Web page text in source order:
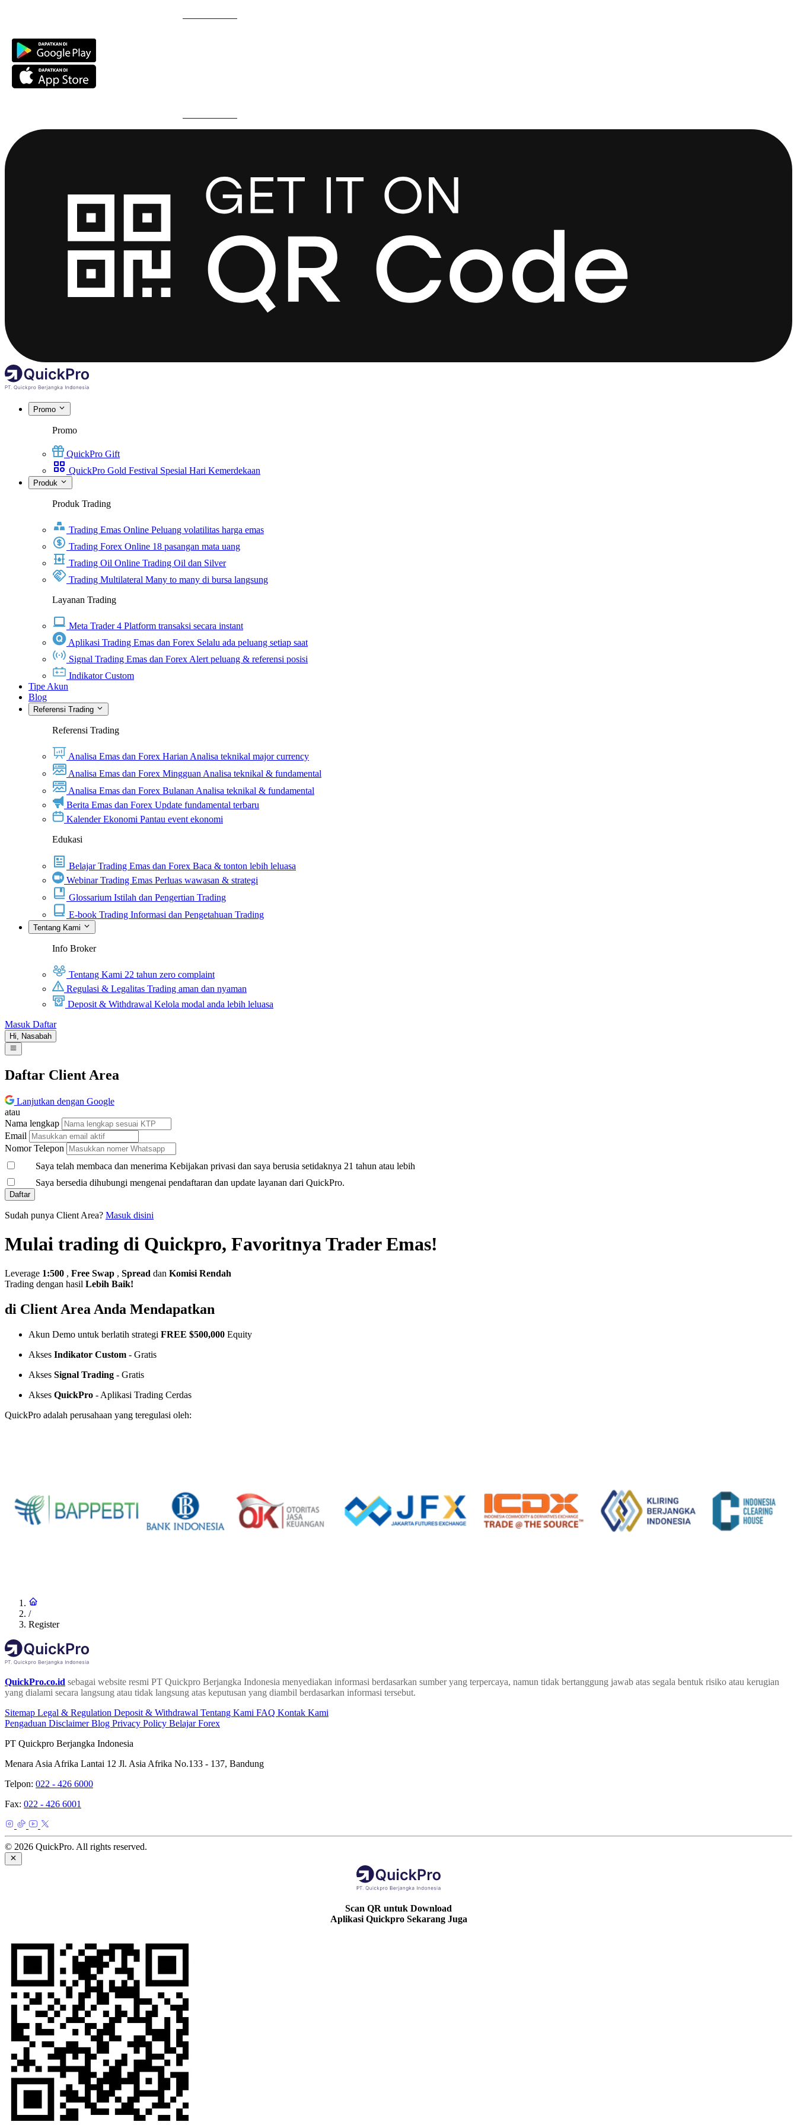
Promo
Promo
QuickPro Gift
QuickPro Gold Festival Spesial Hari Kemerdekaan
Produk
Produk Trading
Trading Emas Online Peluang volatilitas harga emas
Trading Forex Online 18 pasangan mata uang
Trading Oil Online Trading Oil dan Silver
Trading Multilateral Many to many di bursa langsung
Layanan Trading
Meta Trader 4 Platform transaksi secara instant
Aplikasi Trading Emas dan Forex Selalu ada peluang setiap saat
Signal Trading Emas dan Forex Alert peluang & referensi posisi
Indikator Custom
Tipe Akun
Blog
Referensi Trading
Referensi Trading
Analisa Emas dan Forex HarianAnalisa teknikal major currency
Analisa Emas dan Forex MingguanAnalisa teknikal & fundamental
Analisa Emas dan Forex BulananAnalisa teknikal & fundamental
Berita Emas dan Forex Update fundamental terbaru
Kalender Ekonomi Pantau event ekonomi
Edukasi
Belajar Trading Emas dan Forex Baca & tonton lebih leluasa
Webinar Trading Emas Perluas wawasan & strategi
Glossarium Istilah dan Pengertian Trading
E-book Trading Informasi dan Pengetahuan Trading
Tentang Kami
Info Broker
Tentang Kami 22 tahun zero complaint
Regulasi & Legalitas Trading aman dan nyaman
Deposit & Withdrawal Kelola modal anda lebih leluasa
Masuk Daftar
Hi, Nasabah
Daftar Client Area
Lanjutkan dengan Google
atau
Nama lengkap
Email
Nomor Telepon
Saya telah membaca dan menerima Kebijakan privasi dan saya berusia setidaknya 21 tahun atau lebih
Saya bersedia dihubungi mengenai pendaftaran dan update layanan dari QuickPro.
Daftar
Sudah punya Client Area? Masuk disini
Mulai trading di Quickpro, Favoritnya Trader Emas!
Leverage 1:500 , Free Swap , Spread dan Komisi Rendah
Trading dengan hasil Lebih Baik!
di Client Area Anda Mendapatkan
Akun Demo untuk berlatih strategi FREE $500,000 Equity
Akses Indikator Custom - Gratis
Akses Signal Trading - Gratis
Akses QuickPro - Aplikasi Trading Cerdas
QuickPro adalah perusahaan yang teregulasi oleh:
/
Register
QuickPro.co.id sebagai website resmi PT Quickpro Berjangka Indonesia menyediakan informasi berdasarkan sumber yang terpercaya, namun tidak bertanggung jawab atas segala bentuk risiko atau kerugian
yang dialami secara langsung atau tidak langsung atas keputusan yang diambil berdasarkan informasi tersebut.
Sitemap Legal & Regulation Deposit & Withdrawal Tentang Kami FAQ Kontak Kami
Pengaduan DisclaimerBlog Privacy Policy Belajar Forex
PT Quickpro Berjangka Indonesia
Menara Asia Afrika Lantai 12 Jl. Asia Afrika No.133 - 137, Bandung
Telpon: 022 - 426 6000
Fax: 022 - 426 6001
© 2026 QuickPro. All rights reserved.
Scan QR untuk Download
Aplikasi Quickpro Sekarang Juga